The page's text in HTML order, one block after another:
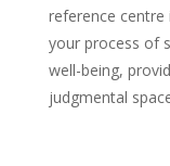
reference centre
your process of
well-being,
judgmental